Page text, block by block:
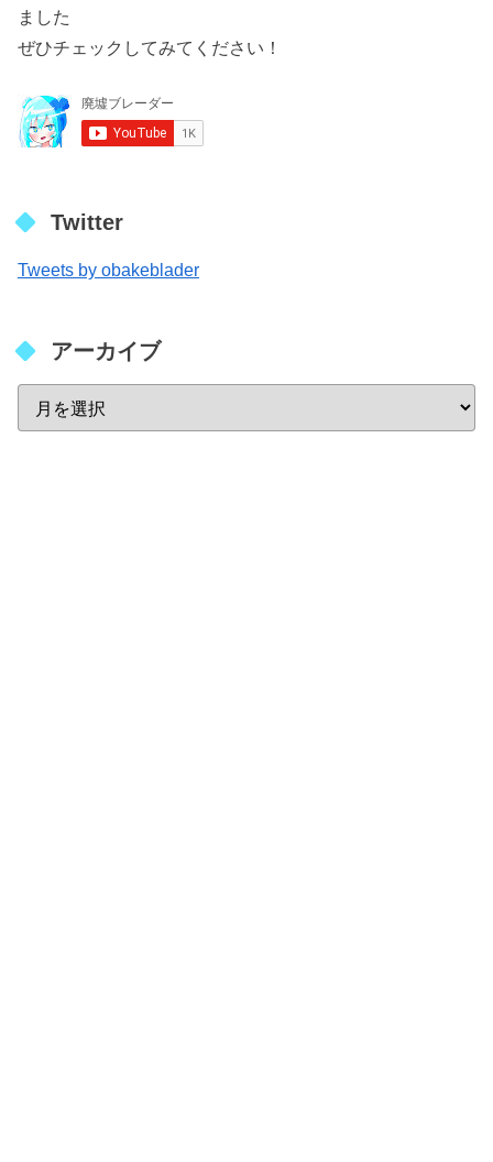
ました
ぜひチェックしてみてください！
Twitter
Tweets by obakeblader
アーカイブ